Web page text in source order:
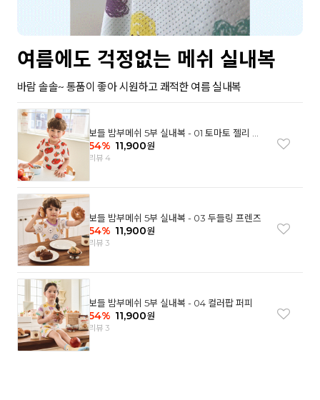
여름에도 걱정없는 메쉬 실내복
바람 솔솔~ 통품이 좋아 시원하고 쾌적한 여름 실내복
보들 밤부메쉬 5부 실내복 - 01 토마토 젤리 베
어
54% 11,900원
리뷰 4
보들 밤부메쉬 5부 실내복 - 03 두들링 프렌즈
54% 11,900원
리뷰 3
보들 밤부메쉬 5부 실내복 - 04 컬러팝 퍼피
54% 11,900원
리뷰 3